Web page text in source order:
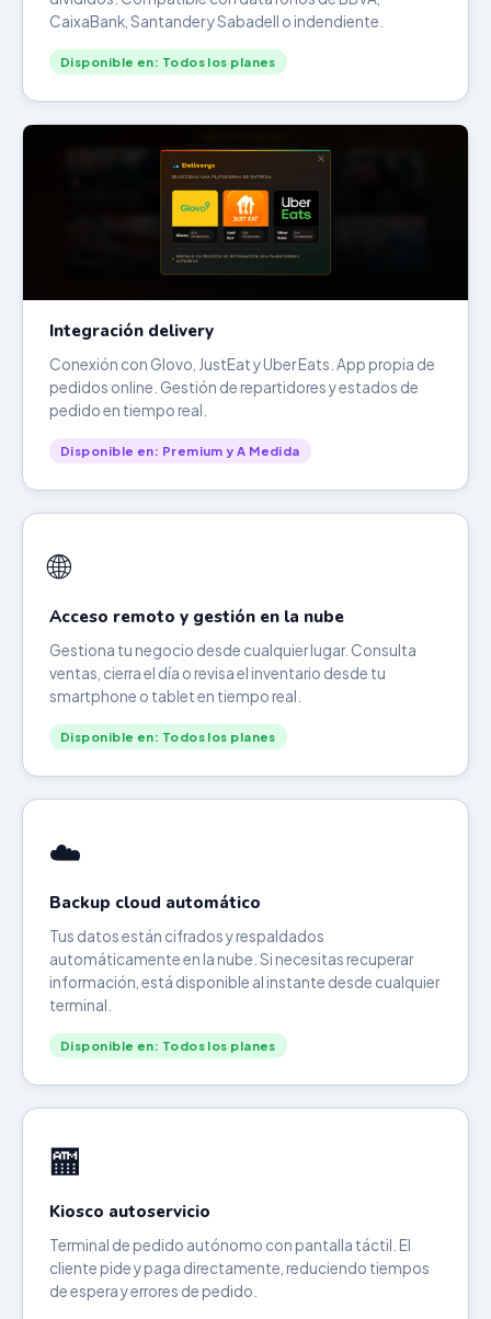
CaixaBank, Santander y Sabadell o indendiente.
Disponible en: Todos los planes
Integración delivery
Conexión con Glovo, JustEat y Uber Eats. App propia de
pedidos online. Gestión de repartidores y estados de
pedido en tiempo real.
Disponible en: Premium y A Medida
🌐
Acceso remoto y gestión en la nube
Gestiona tu negocio desde cualquier lugar. Consulta
ventas, cierra el día o revisa el inventario desde tu
smartphone o tablet en tiempo real.
Disponible en: Todos los planes
☁️
Backup cloud automático
Tus datos están cifrados y respaldados
automáticamente en la nube. Si necesitas recuperar
información, está disponible al instante desde cualquier
terminal.
Disponible en: Todos los planes
🏧
Kiosco autoservicio
Terminal de pedido autónomo con pantalla táctil. El
cliente pide y paga directamente, reduciendo tiempos
de espera y errores de pedido.